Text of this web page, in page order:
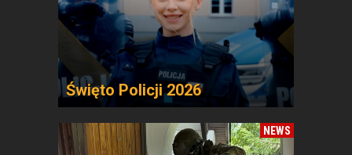
Święto Policji 2026
NEWS